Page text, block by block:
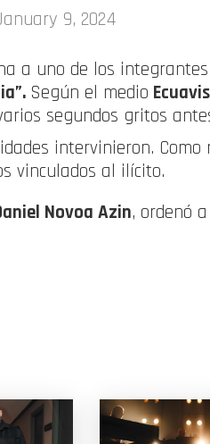
9, 2024
a uno de los
Según el medio
segundos gritos
intervinieron.
vinculados al ilícito.
Novoa Azin, ordenó